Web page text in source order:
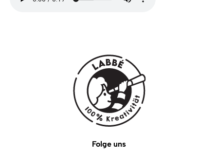
Folge uns